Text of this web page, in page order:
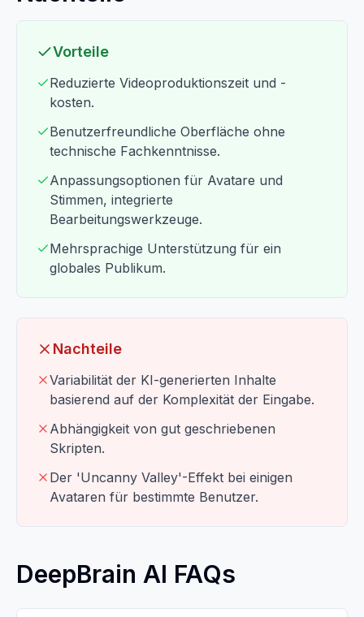
Vorteile
Reduzierte Videoproduktionszeit und -
kosten.
Benutzerfreundliche Oberfläche ohne
technische Fachkenntnisse.
Anpassungsoptionen für Avatare und
Stimmen, integrierte
Bearbeitungswerkzeuge.
Mehrsprachige Unterstützung für ein
globales Publikum.
Nachteile
Variabilität der KI-generierten Inhalte
basierend auf der Komplexität der Eingabe.
Abhängigkeit von gut geschriebenen
Skripten.
Der 'Uncanny Valley'-Effekt bei einigen
Avataren für bestimmte Benutzer.
DeepBrain AI FAQs